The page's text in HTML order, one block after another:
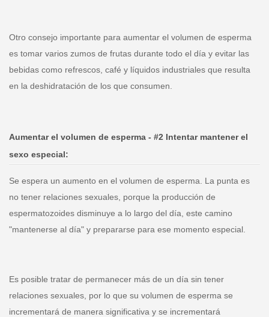
Otro consejo importante para aumentar el volumen de esperma
es tomar varios zumos de frutas durante todo el día y evitar las
bebidas como refrescos, café y líquidos industriales que resulta
en la deshidratación de los que consumen.
Aumentar el volumen de esperma - #2 Intentar mantener el
sexo especial:
Se espera un aumento en el volumen de esperma. La punta es
no tener relaciones sexuales, porque la producción de
espermatozoides disminuye a lo largo del día, este camino
"mantenerse al día" y prepararse para ese momento especial.
Es posible tratar de permanecer más de un día sin tener
relaciones sexuales, por lo que su volumen de esperma se
incrementará de manera significativa y se incrementará